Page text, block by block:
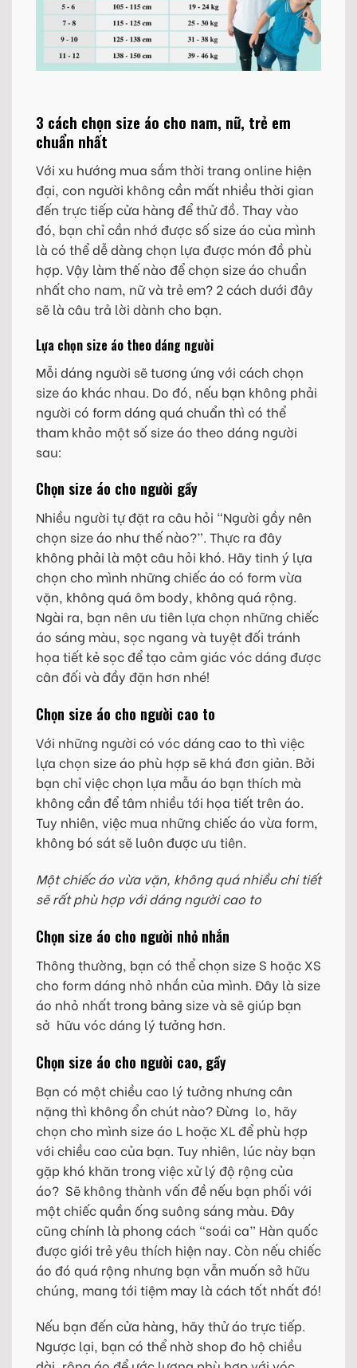
3 cách chọn size áo cho nam, nữ, trẻ em
chuẩn nhất
Với xu hướng mua sắm thời trang online hiện
đại, con người không cần mất nhiều thời gian
đến trực tiếp cửa hàng để thử đồ. Thay vào
đó, bạn chỉ cần nhớ được số size áo của mình
là có thể dễ dàng chọn lựa được món đồ phù
hợp. Vậy làm thế nào để chọn size áo chuẩn
nhất cho nam, nữ và trẻ em? 2 cách dưới đây
sẽ là câu trả lời dành cho bạn.
Lựa chọn size áo theo dáng người
Mỗi dáng người sẽ tương ứng với cách chọn
size áo khác nhau. Do đó, nếu bạn không phải
người có form dáng quá chuẩn thì có thể
tham khảo một số size áo theo dáng người
sau:
Chọn size áo cho người gầy
Nhiều người tự đặt ra câu hỏi “Người gầy nên
chọn size áo như thế nào?”. Thực ra đây
không phải là một câu hỏi khó. Hãy tinh ý lựa
chọn cho mình những chiếc áo có form vừa
vặn, không quá ôm body, không quá rộng.
Ngài ra, bạn nên ưu tiên lựa chọn những chiếc
áo sáng màu, sọc ngang và tuyệt đối tránh
họa tiết kẻ sọc để tạo cảm giác vóc dáng được
cân đối và đầy đặn hơn nhé!
Chọn size áo cho người cao to
Với những người có vóc dáng cao to thì việc
lựa chọn size áo phù hợp sẽ khá đơn giản. Bởi
bạn chỉ việc chọn lựa mẫu áo bạn thích mà
không cần để tâm nhiều tới họa tiết trên áo.
Tuy nhiên, việc mua những chiếc áo vừa form,
không bó sát sẽ luôn được ưu tiên.
Một chiếc áo vừa vặn, không quá nhiều chi tiết
sẽ rất phù hợp với dáng người cao to
Chọn size áo cho người nhỏ nhắn
Thông thường, bạn có thể chọn size S hoặc XS
cho form dáng nhỏ nhắn của mình. Đây là size
áo nhỏ nhất trong bảng size và sẽ giúp bạn
sở hữu vóc dáng lý tưởng hơn.
Chọn size áo cho người cao, gầy
Bạn có một chiều cao lý tưởng nhưng cân
nặng thì không ổn chút nào? Đừng lo, hãy
chọn cho mình size áo L hoặc XL để phù hợp
với chiều cao của bạn. Tuy nhiên, lúc này bạn
gặp khó khăn trong việc xử lý độ rộng của
áo? Sẽ không thành vấn đề nếu bạn phối với
một chiếc quần ống suông sáng màu. Đây
cũng chính là phong cách “soái ca” Hàn quốc
được giới trẻ yêu thích hiện nay. Còn nếu chiếc
áo đó quá rộng nhưng bạn vẫn muốn sở hữu
chúng, mang tới tiệm may là cách tốt nhất đó!
Nếu bạn đến cửa hàng, hãy thử áo trực tiếp.
Ngược lại, bạn có thể nhờ shop đo hộ chiều